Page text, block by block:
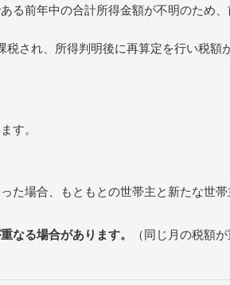
る前年中の合計所得金額が不明のため
され、所得判明後に再算定を行い税額
す。
た場合、もともとの世帯主と新たな世
なる場合があります。
（同じ月の税額